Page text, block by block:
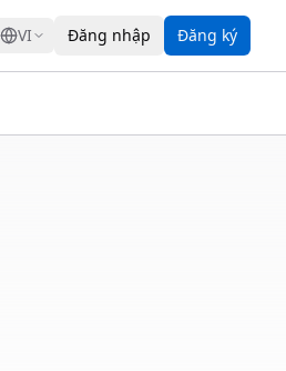
VI Đăng nhập Đăng ký